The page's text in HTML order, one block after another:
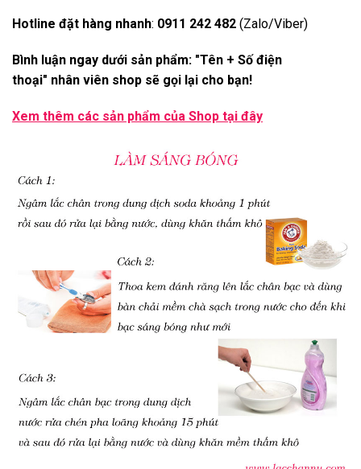
Hotline đặt hàng nhanh: 0911 242 482 (Zalo/Viber)
Bình luận ngay dưới sản phẩm: "Tên + Số điện
thoại" nhân viên shop sẽ gọi lại cho bạn!
Xem thêm các sản phẩm của Shop tại đây